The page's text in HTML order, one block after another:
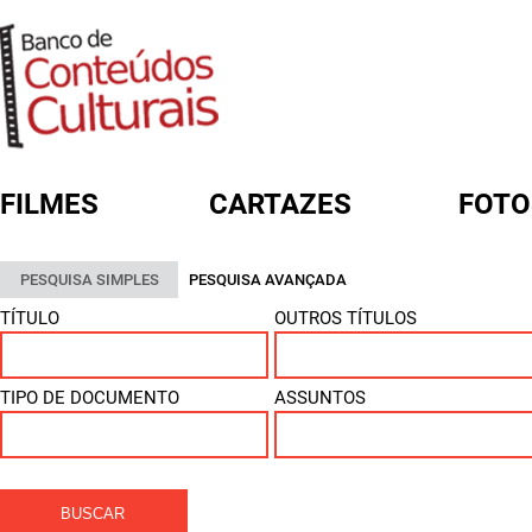
FILMES CARTAZES
PESQUISA SIMPLES PESQUISA AVANÇADA
TÍTULO OUTROS TÍTULOS
TIPO DE DOCUMENTO ASSUNTOS
FORMULÁRIO DE BUSCA